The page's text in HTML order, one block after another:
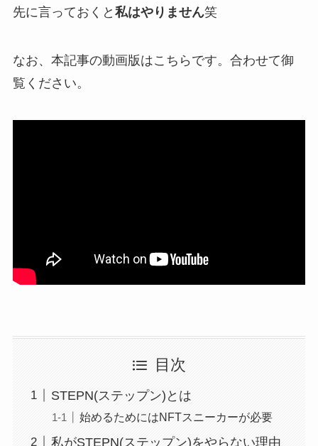
先に言っておくと 私はやりません笑
なお、本記事の動画版はこちらです。合わせて御
覧ください。
目次
STEPN(ステップン)とは
始めるためにはNFTスニーカーが必要
私がSTEPN(ステップン)をやらない理由